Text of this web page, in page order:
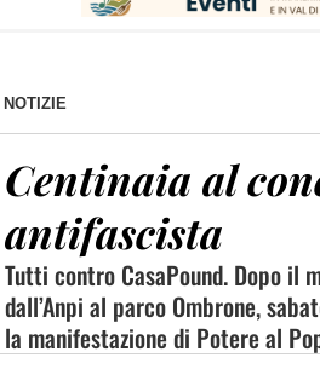
NOTIZIE
Centinaia al
antifascista
Tutti contro CasaPound. Dopo il
dall’Anpi al parco Ombrone,
la manifestazione di Potere al